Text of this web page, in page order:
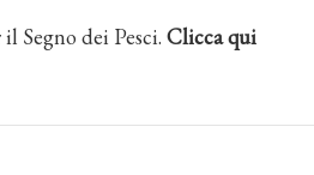
Segno dei Pesci. Clicca qui